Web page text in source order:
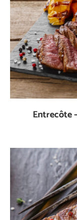
Entrecôte